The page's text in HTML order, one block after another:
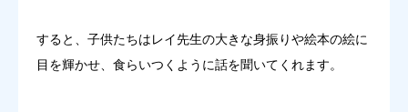
すると、子供たちはレイ先生の大きな身振りや絵本の絵に
目を輝かせ、食らいつくように話を聞いてくれます。